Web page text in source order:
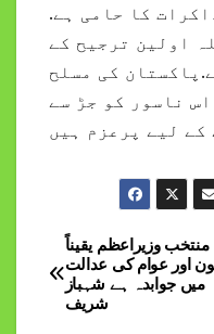
کا حامی ہے.
اولین ترجیح کے
کی مسلح
ناسور کو جڑ سے
کے لیے پرعزم ہیں
Post
navigation
منتخب وزیراعظم یقیناً
اور عوام کی عدالت
میں جوابدہ ہے شہباز
شریف